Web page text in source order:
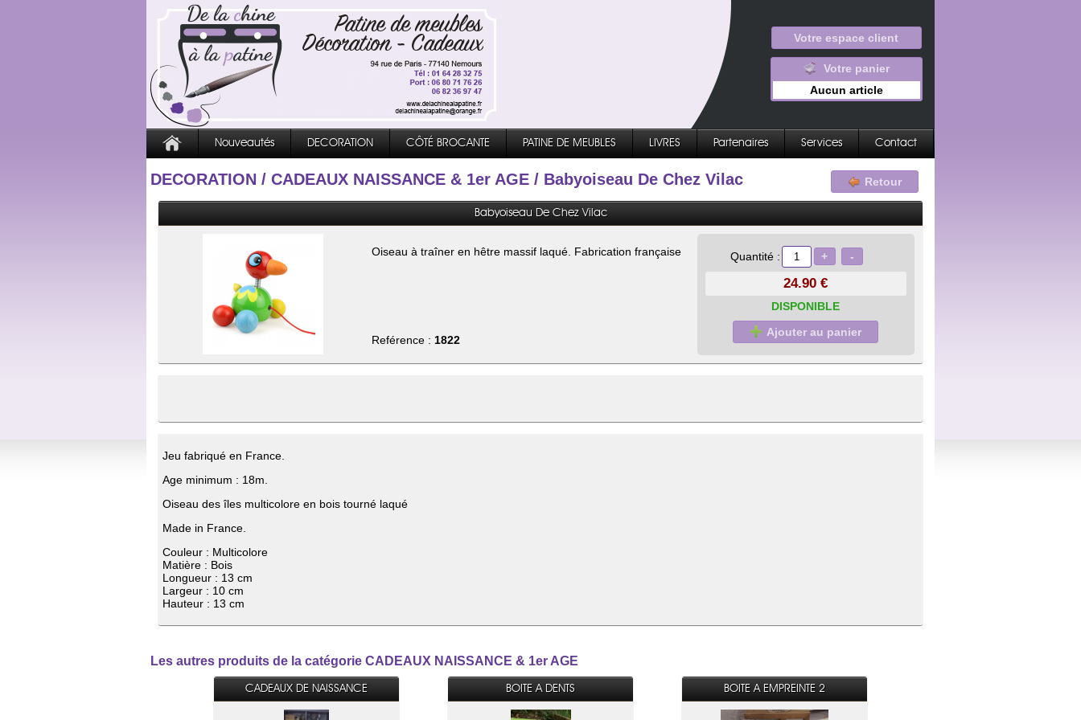
Votre espace client
Votre panier
Aucun article
Nouveautés DECORATION CÔTÉ BROCANTE PATINE DE MEUBLES LIVRES Partenaires Services Contact
Retour
DECORATION / CADEAUX NAISSANCE & 1er AGE / Babyoiseau De Chez Vilac
Babyoiseau De Chez Vilac
Oiseau à traîner en hêtre massif laqué. Fabrication française
Reférence : 1822
Quantité : + -
24.90 €
DISPONIBLE
Ajouter au panier
Jeu fabriqué en France.
Age minimum : 18m.
Oiseau des îles multicolore en bois tourné laqué
Made in France.
Couleur : Multicolore
Matière : Bois
Longueur : 13 cm
Largeur : 10 cm
Hauteur : 13 cm
Les autres produits de la catégorie CADEAUX NAISSANCE & 1er AGE
CADEAUX DE NAISSANCE BOITE A DENTS BOITE A EMPREINTE 2